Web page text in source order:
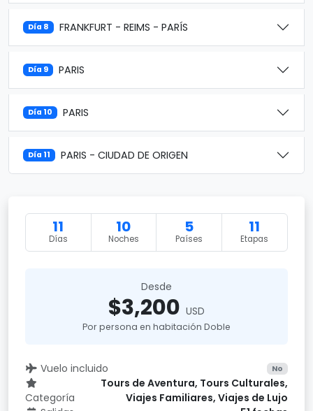
Día 8 FRANKFURT - REIMS - PARÍS
Día 9 PARIS
Día 10 PARIS
Día 11 PARIS - CIUDAD DE ORIGEN
11
Días
10
Noches
5
Países
11
Etapas
Desde
$3,200 USD
Por persona en habitación Doble
Vuelo incluido No
Categoría
Tours de Aventura, Tours Culturales,
Viajes Familiares, Viajes de Lujo